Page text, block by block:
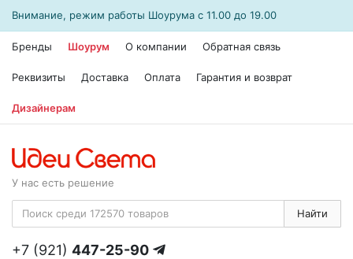
Внимание, режим работы Шоурума с 11.00 до 19.00
Бренды Шоурум О компании Обратная связь
Реквизиты Доставка Оплата Гарантия и возврат
Дизайнерам
У нас есть решение
Найти
+7 (921) 447-25-90